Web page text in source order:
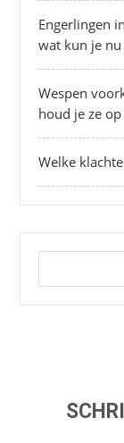
Engerlingen
wat kun je nu
Wespen
houd je ze
Welke